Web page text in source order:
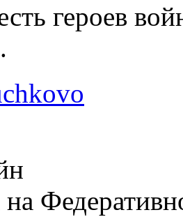
героев
.